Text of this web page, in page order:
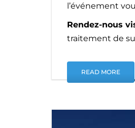
l’événement
Rendez-nous
traitement de
READ MORE